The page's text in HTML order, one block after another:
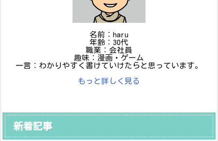
名前：haru
年齢：30代
職業：会社員
趣味：漫画・ゲーム
一言：わかりやすく書けていけたらと思っています。
もっと詳しく見る
新着記事